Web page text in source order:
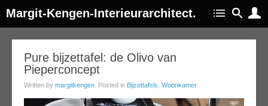
Margit-Kengen-Interieurarchitect.
Pure bijzettafel: de Olivo van
Pieperconcept
Written by margitkengen . Posted in Bijzettafels Woonkamer